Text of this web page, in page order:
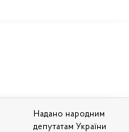
Надано народним
депутатам України